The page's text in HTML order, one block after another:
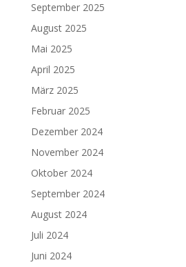
September 2025
August 2025
Mai 2025
April 2025
März 2025
Februar 2025
Dezember 2024
November 2024
Oktober 2024
September 2024
August 2024
Juli 2024
Juni 2024